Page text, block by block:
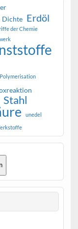
Dichte Erdöl
der Chemie
Polymerisation
Stahl
unedel